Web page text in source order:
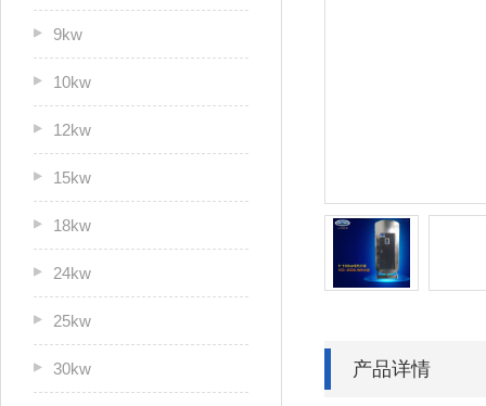
9kw
10kw
12kw
15kw
18kw
24kw
25kw
30kw 产品详情